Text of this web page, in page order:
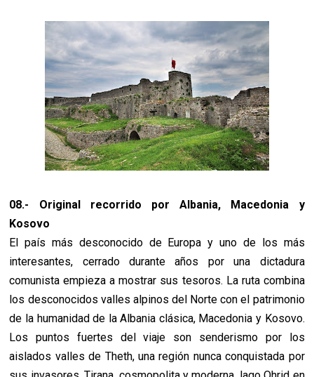
08.- Original recorrido por Albania, Macedonia y
Kosovo
El país más desconocido de Europa y uno de los más
interesantes, cerrado durante años por una dictadura
comunista empieza a mostrar sus tesoros. La ruta combina
los desconocidos valles alpinos del Norte con el patrimonio
de la humanidad de la Albania clásica, Macedonia y Kosovo.
Los puntos fuertes del viaje son senderismo por los
aislados valles de Theth, una región nunca conquistada por